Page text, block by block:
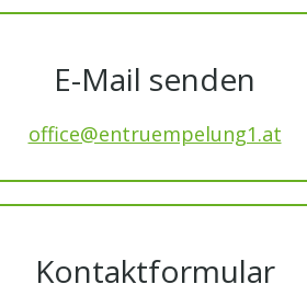
E-Mail senden
office@entruempelung1.at
Kontaktformular